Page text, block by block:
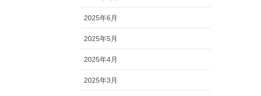
2025年6月
2025年5月
2025年4月
2025年3月